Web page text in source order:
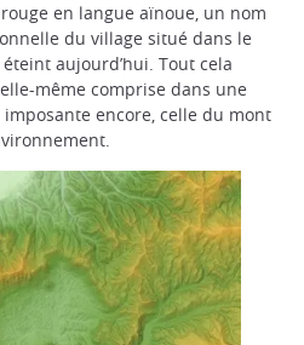
en langue aïnoue, un nom
du village situé dans le
aujourd’hui. Tout cela
même comprise dans une
encore, celle du mont